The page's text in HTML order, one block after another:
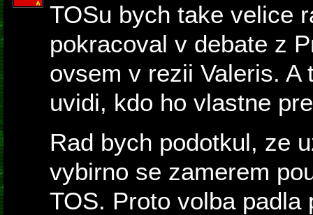
TOSu bych take velice
pokracoval v debate z
ovsem v rezii Valeris.
uvidi, kdo ho vlastne
Rad bych podotkul, ze
vybirno se zamerem
TOS. Proto volba